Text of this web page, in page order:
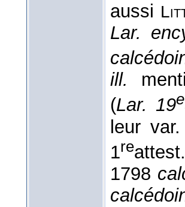
aussi
Lar.
ill.
(Lar. 19e
leur
1re
1798